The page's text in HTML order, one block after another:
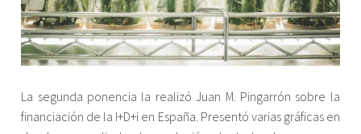
La segunda ponencia la realizó Juan M. Pingarrón sobre la
financiación de la I+D+i en España. Presentó varias gráficas en